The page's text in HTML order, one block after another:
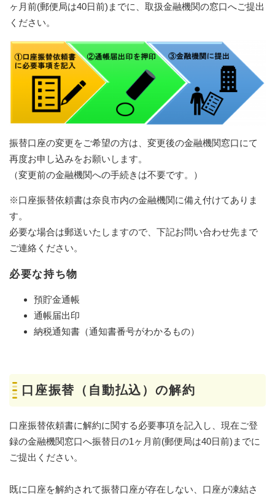
ヶ月前(郵便局は40日前)までに、取扱金融機関の窓口へご提出
ください。
振替口座の変更をご希望の方は、変更後の金融機関窓口にて
再度お申し込みをお願いします。
（変更前の金融機関への手続きは不要です。）
​※口座振替依頼書は奈良市内の金融機関に備え付けてありま
す。
必要な場合は郵送いたしますので、下記お問い合わせ先まで
ご連絡ください。
必要な持ち物
預貯金通帳
通帳届出印
納税通知書（通知書番号がわかるもの）
口座振替（自動払込）の解約
口座振替依頼書に解約に関する必要事項を記入し、現在ご登
録の金融機関窓口へ振替日の1ヶ月前(郵便局は40日前)までに
ご提出ください。
既に口座を解約されて振替口座が存在しない、口座が凍結さ